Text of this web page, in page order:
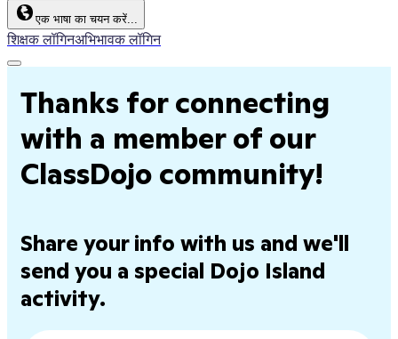
एक भाषा का चयन करें...
शिक्षक लॉगिनअभिभावक लॉगिन
Thanks for connecting
with a member of our
ClassDojo community!
Share your info with us and we'll
send you a special Dojo Island
activity.